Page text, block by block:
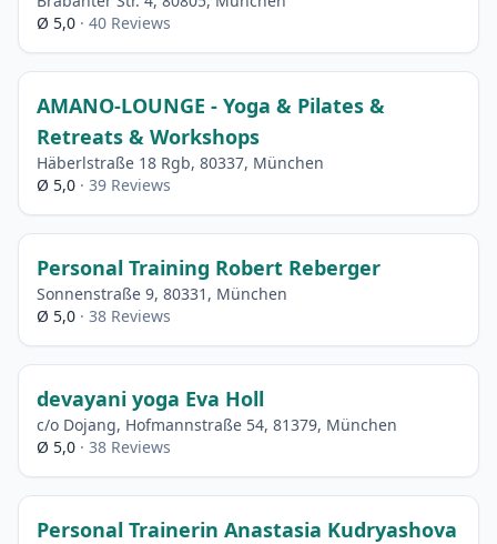
Ø 5,0 · 40 Reviews
AMANO-LOUNGE - Yoga & Pilates &
Retreats & Workshops
Häberlstraße 18 Rgb, 80337, München
Ø 5,0 · 39 Reviews
Personal Training Robert Reberger
Sonnenstraße 9, 80331, München
Ø 5,0 · 38 Reviews
devayani yoga Eva Holl
c/o Dojang, Hofmannstraße 54, 81379, München
Ø 5,0 · 38 Reviews
Personal Trainerin Anastasia Kudryashova